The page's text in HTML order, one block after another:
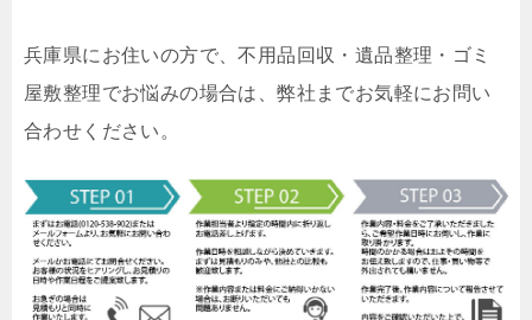
兵庫県にお住いの方で、不用品回収・遺品整理・ゴミ
屋敷整理でお悩みの場合は、弊社までお気軽にお問い
合わせください。